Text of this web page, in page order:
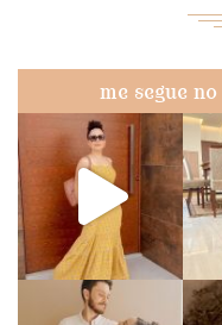
me segue